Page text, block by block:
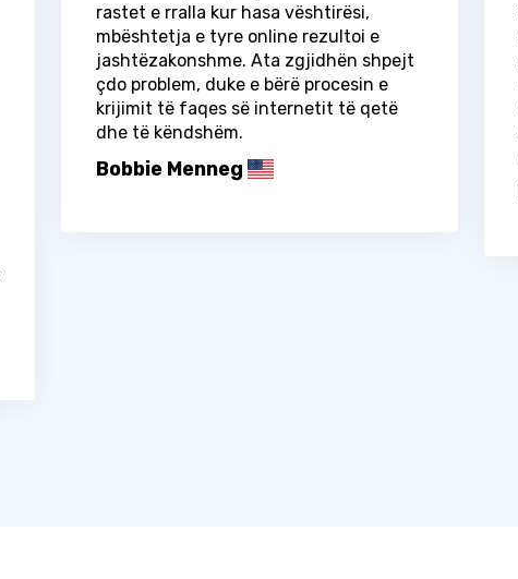
rastet e rralla kur hasa vështirësi,
mbështetja e tyre online rezultoi e
jashtëzakonshme. Ata zgjidhën shpejt
çdo problem, duke e bërë procesin e
krijimit të faqes së internetit të qetë
dhe të këndshëm.
Bobbie Menneg